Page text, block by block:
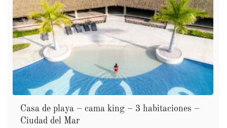
Casa de playa – cama king – 3 habitaciones –
Ciudad del Mar